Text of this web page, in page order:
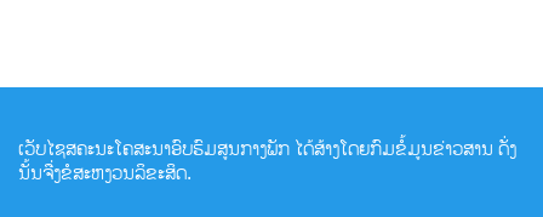
ເວັບໄຊສຄະນະໂຄສະນາອົບຮົມສູນກາງພັກ ໄດ້ສ້າງໂດຍກົມຂໍ້ມູນຂ່າວສານ ດັ່ງ
ນັ້ນຈື່ງຂໍສະຫງວນລິຂະສິດ.